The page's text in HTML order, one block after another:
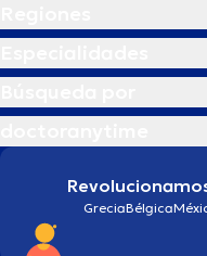
GreciaBélgica